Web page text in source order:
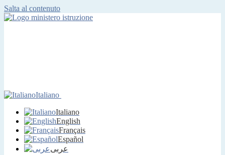
Salta al contenuto
Italiano
Italiano
English
Français
Español
عربى